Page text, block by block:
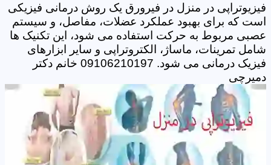
فیزیوتراپی در منزل در فیرورق یک روش درمانی فیزیکی
است که برای بهبود عملکرد عضلات، مفاصل، و سیستم
عصبی مربوط به حرکت استفاده می شود، این تکنیک ها
شامل تمرینات، ماساژ، الکتروتراپی و سایر ابزارهای
فیزیک درمانی می شود. 09106210197 خانم دکتر
دمیرچی